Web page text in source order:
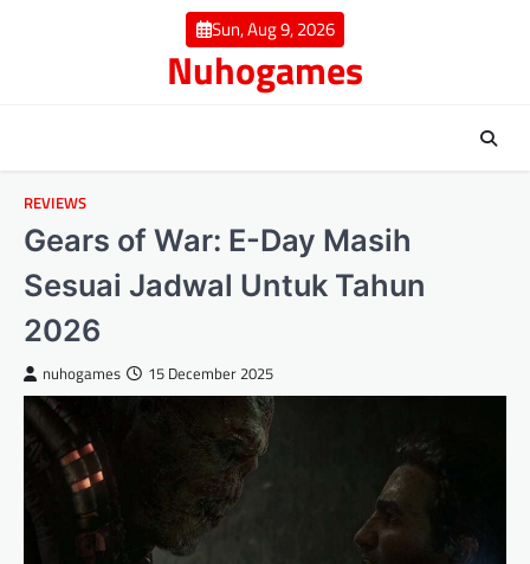
Sun, Aug 9, 2026
Nuhogames
REVIEWS
Gears of War: E-Day Masih
Sesuai Jadwal Untuk Tahun
2026
nuhogames 15 December 2025